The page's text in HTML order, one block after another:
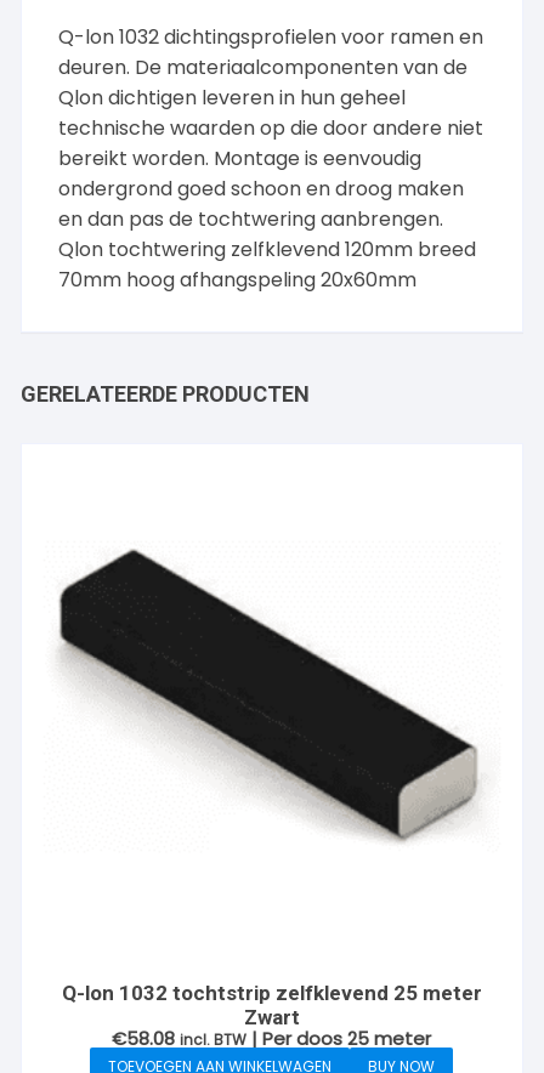
Q-lon 1032 dichtingsprofielen voor ramen en
deuren. De materiaalcomponenten van de
Qlon dichtigen leveren in hun geheel
technische waarden op die door andere niet
bereikt worden. Montage is eenvoudig
ondergrond goed schoon en droog maken
en dan pas de tochtwering aanbrengen.
Qlon tochtwering zelfklevend 120mm breed
70mm hoog afhangspeling 20x60mm
GERELATEERDE PRODUCTEN
Q-lon 1032 tochtstrip zelfklevend 25 meter
Zwart
€58.08 incl. BTW | Per doos 25 meter
TOEVOEGEN AAN WINKELWAGEN BUY NOW